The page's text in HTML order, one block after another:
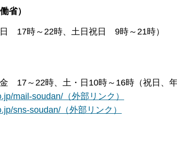
省）
17時～22時、土日祝日 9時～21時）
～22時、土・日10時～16時（祝日、年
mail-soudan/（外部リンク）
sns-soudan/（外部リンク）